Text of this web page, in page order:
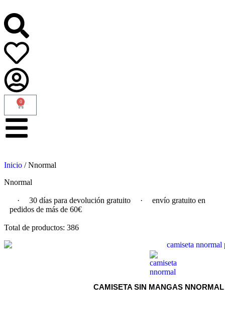
0
Inicio / Nnormal
Nnormal
· 30 días para devolución gratuito ·
envío gratuito en
pedidos de más de 60€
Total de productos: 386
CAMISETA SIN MANGAS